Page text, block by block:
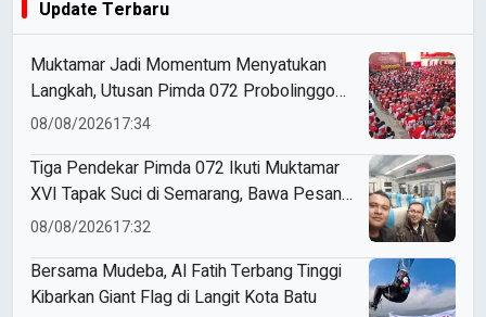
Update Terbaru
Muktamar Jadi Momentum Menyatukan
Langkah, Utusan Pimda 072 Probolinggo
Bawa Harapan untuk Tapak Suci
08/08/202617:34
Tiga Pendekar Pimda 072 Ikuti Muktamar
XVI Tapak Suci di Semarang, Bawa Pesan
Penguatan Kaderisasi
08/08/202617:32
Bersama Mudeba, Al Fatih Terbang Tinggi
Kibarkan Giant Flag di Langit Kota Batu